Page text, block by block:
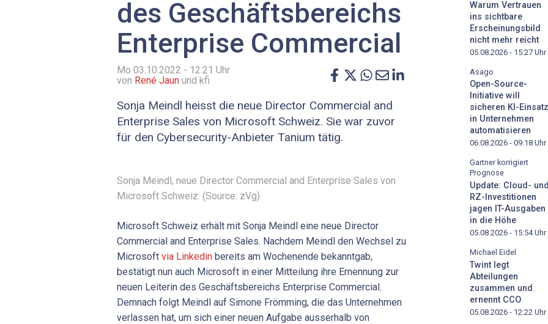
des Geschäftsbereichs
Enterprise Commercial
Mo 03.10.2022 - 12:21 Uhr
von René Jaun und kfi
Sonja Meindl heisst die neue Director Commercial and
Enterprise Sales von Microsoft Schweiz. Sie war zuvor
für den Cybersecurity-Anbieter Tanium tätig.
Sonja Meindl, neue Director Commercial and Enterprise Sales von
Microsoft Schweiz. (Source: zVg)
Microsoft Schweiz erhält mit Sonja Meindl eine neue Director
Commercial and Enterprise Sales. Nachdem Meindl den Wechsel zu
Microsoft via Linkedin bereits am Wochenende bekanntgab,
bestätigt nun auch Microsoft in einer Mitteilung ihre Ernennung zur
neuen Leiterin des Geschäftsbereichs Enterprise Commercial.
Demnach folgt Meindl auf Simone Frömming, die das Unternehmen
verlassen hat, um sich einer neuen Aufgabe ausserhalb von
Warum Vertrauen
ins sichtbare
Erscheinungsbild
nicht mehr reicht
05.08.2026 - 15:27 Uhr
Asago
Open-Source-
Initiative will
sicheren KI-Einsatz
in Unternehmen
automatisieren
06.08.2026 - 09:18 Uhr
Gartner korrigiert
Prognose
Update: Cloud- und
RZ-Investitionen
jagen IT-Ausgaben
in die Höhe
05.08.2026 - 15:54Uhr
Michael Eidel
Twint legt
Abteilungen
zusammen und
ernennt CCO
05.08.2026 - 12:22 Uhr